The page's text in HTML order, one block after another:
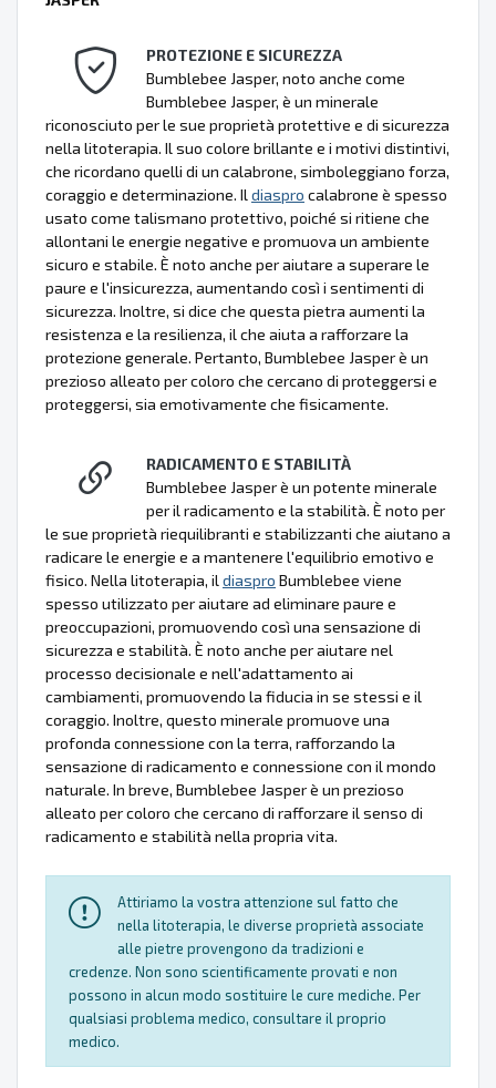
PROTEZIONE E SICUREZZA
Bumblebee Jasper, noto anche come
Bumblebee Jasper, è un minerale
riconosciuto per le sue proprietà protettive e di sicurezza
nella litoterapia. Il suo colore brillante e i motivi distintivi,
che ricordano quelli di un calabrone, simboleggiano forza,
coraggio e determinazione. Il diaspro calabrone è spesso
usato come talismano protettivo, poiché si ritiene che
allontani le energie negative e promuova un ambiente
sicuro e stabile. È noto anche per aiutare a superare le
paure e l'insicurezza, aumentando così i sentimenti di
sicurezza. Inoltre, si dice che questa pietra aumenti la
resistenza e la resilienza, il che aiuta a rafforzare la
protezione generale. Pertanto, Bumblebee Jasper è un
prezioso alleato per coloro che cercano di proteggersi e
proteggersi, sia emotivamente che fisicamente.
RADICAMENTO E STABILITÀ
Bumblebee Jasper è un potente minerale
per il radicamento e la stabilità. È noto per
le sue proprietà riequilibranti e stabilizzanti che aiutano a
radicare le energie e a mantenere l'equilibrio emotivo e
fisico. Nella litoterapia, il diaspro Bumblebee viene
spesso utilizzato per aiutare ad eliminare paure e
preoccupazioni, promuovendo così una sensazione di
sicurezza e stabilità. È noto anche per aiutare nel
processo decisionale e nell'adattamento ai
cambiamenti, promuovendo la fiducia in se stessi e il
coraggio. Inoltre, questo minerale promuove una
profonda connessione con la terra, rafforzando la
sensazione di radicamento e connessione con il mondo
naturale. In breve, Bumblebee Jasper è un prezioso
alleato per coloro che cercano di rafforzare il senso di
radicamento e stabilità nella propria vita.
Attiriamo la vostra attenzione sul fatto che
nella litoterapia, le diverse proprietà associate
alle pietre provengono da tradizioni e
credenze. Non sono scientificamente provati e non
possono in alcun modo sostituire le cure mediche. Per
qualsiasi problema medico, consultare il proprio
medico.